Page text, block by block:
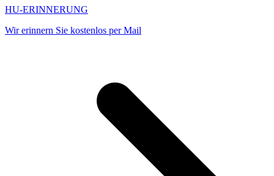
HU-ERINNERUNG
Wir erinnern Sie kostenlos per Mail